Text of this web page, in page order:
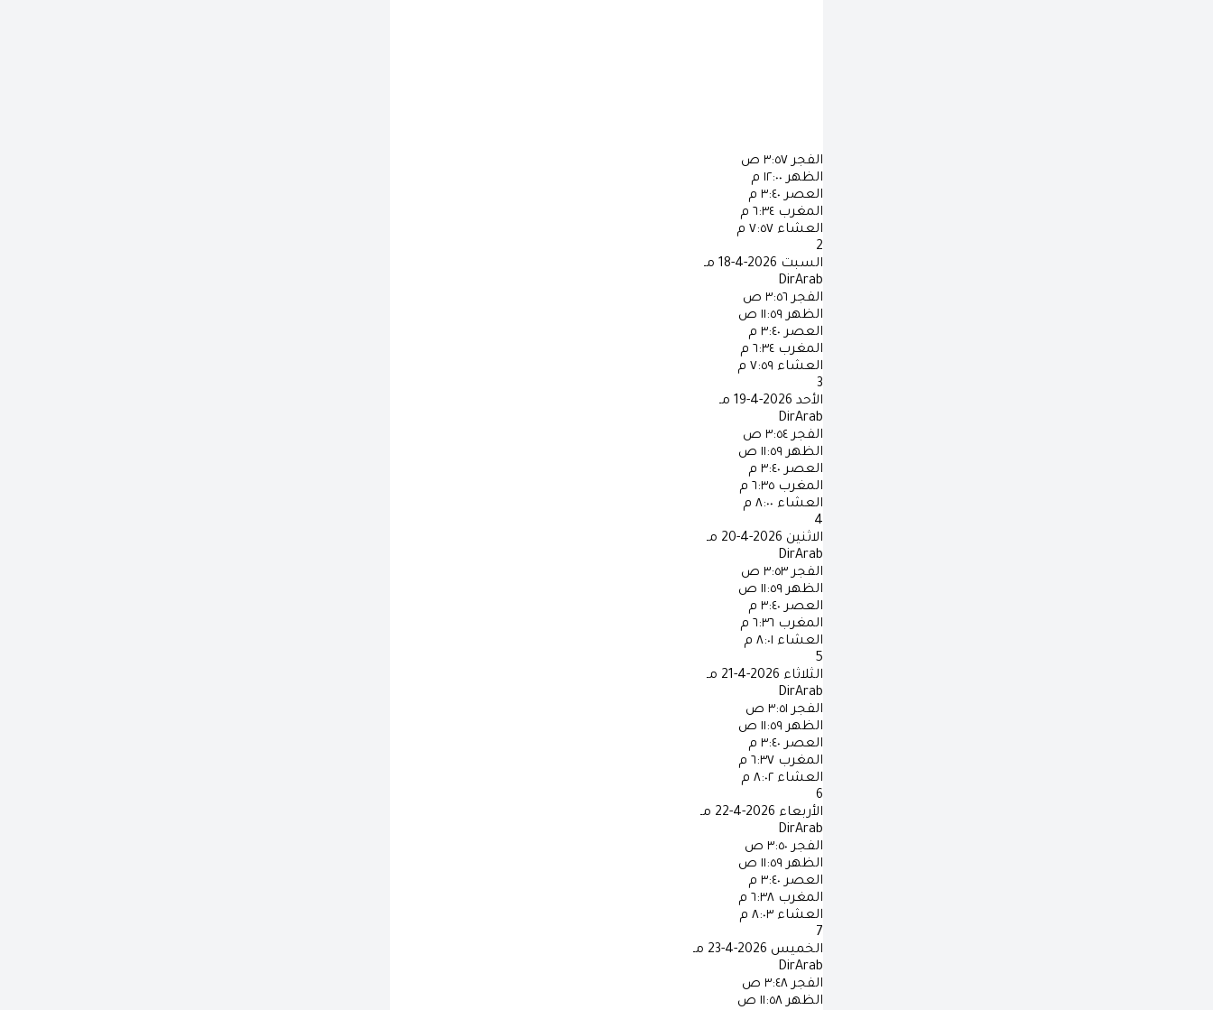
الفجر ٣:٥٧ ص
الظهر ١٢:٠٠ م
العصر ٣:٤٠ م
المغرب ٦:٣٤ م
العشاء ٧:٥٧ م
2
السبت 2026-4-18 مـ
DirArab
الفجر ٣:٥٦ ص
الظهر ١١:٥٩ ص
العصر ٣:٤٠ م
المغرب ٦:٣٤ م
العشاء ٧:٥٩ م
3
الأحد 2026-4-19 مـ
DirArab
الفجر ٣:٥٤ ص
الظهر ١١:٥٩ ص
العصر ٣:٤٠ م
المغرب ٦:٣٥ م
العشاء ٨:٠٠ م
4
الاثنين 2026-4-20 مـ
DirArab
الفجر ٣:٥٣ ص
الظهر ١١:٥٩ ص
العصر ٣:٤٠ م
المغرب ٦:٣٦ م
العشاء ٨:٠١ م
5
الثلاثاء 2026-4-21 مـ
DirArab
الفجر ٣:٥١ ص
الظهر ١١:٥٩ ص
العصر ٣:٤٠ م
المغرب ٦:٣٧ م
العشاء ٨:٠٢ م
6
الأربعاء 2026-4-22 مـ
DirArab
الفجر ٣:٥٠ ص
الظهر ١١:٥٩ ص
العصر ٣:٤٠ م
المغرب ٦:٣٨ م
العشاء ٨:٠٣ م
7
الخميس 2026-4-23 مـ
DirArab
الفجر ٣:٤٨ ص
الظهر ١١:٥٨ ص